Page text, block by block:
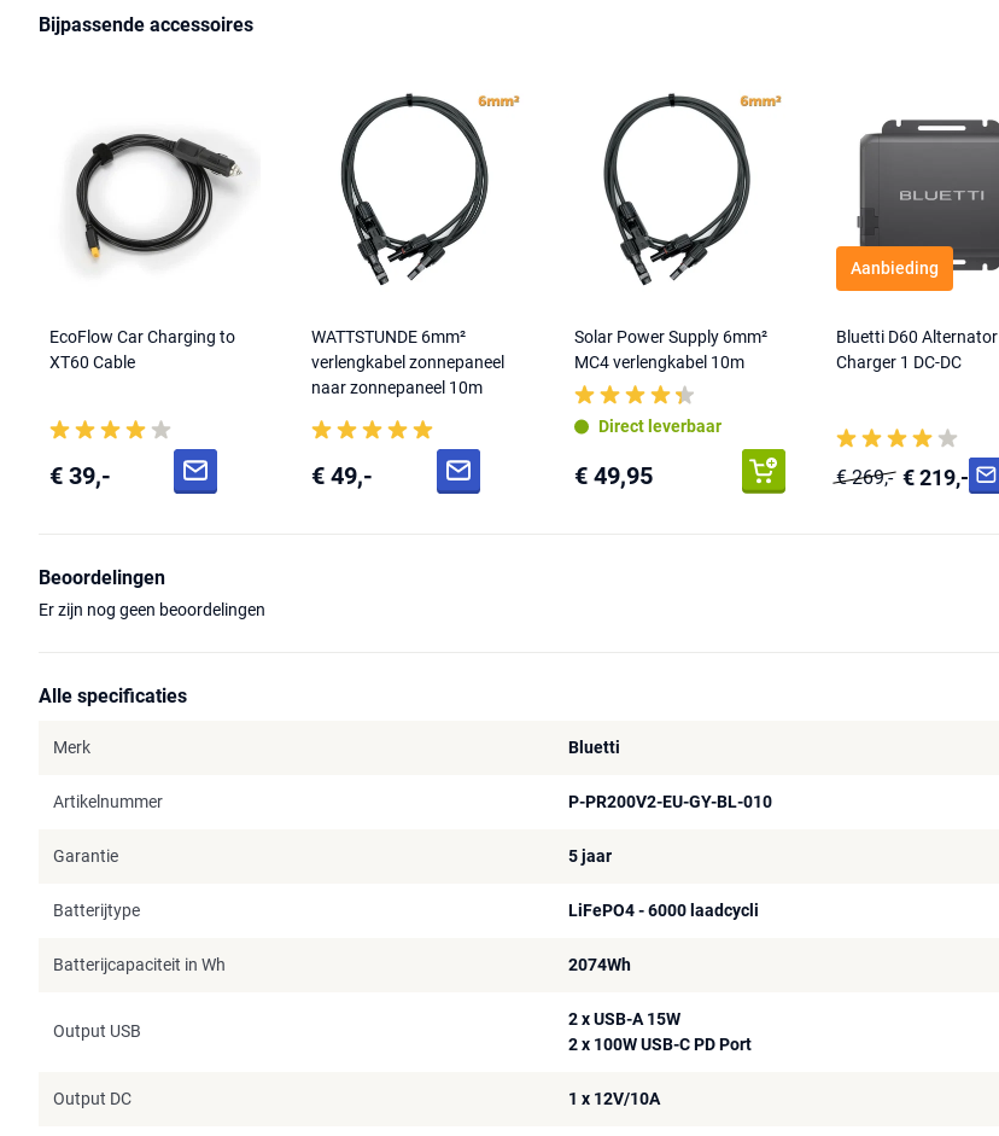
ingebouwde intelligente ventilator past de snelheid automatisch aan bij lage vermogensbelasting, waardoor het
geluidsniveau beperkt blijft tot slechts 16 dB.
energiebesparende instellingen inschakelen, slimme zonne-laadopties gebruiken en je laadmomenten plannen. De
geïntegreerde UPS-modus zorgt ervoor dat aangesloten apparaten direct op netstroom werken en schakelt binnen 15
ms over op batterijvermogen bij een stroomstoring. Ook kun je de laadmomenten plannen op basis van dal- en
piekuren om energiekosten te besparen.
De Bluetti Premium 200 V2 Power Station combineert betrouwbaarheid, draagbaarheid en slimme technologie in één
krachtig systeem. Of je nu van plan bent om dagenlang off-grid te kamperen, een betrouwbare energiebron zoekt
voor je camper, of voorbereid wilt zijn op stroomuitval thuis, deze power station biedt veelzijdigheid en kracht.
Bijpassende accessoires
EcoFlow Car Charging to
XT60 Cable
€ 39,-
WATTSTUNDE 6mm²
verlengkabel zonnepaneel
naar zonnepaneel 10m
€ 49,-
Solar Power Supply 6mm²
MC4 verlengkabel 10m
Direct leverbaar
€ 49,95
Aanbieding
Bluetti D60 Alternator
Charger 1 DC-DC
€ 269,- € 219,-
Beoordelingen
Er zijn nog geen beoordelingen
Alle specificaties
Merk Bluetti
Artikelnummer P-PR200V2-EU-GY-BL-010
Garantie 5 jaar
Batterijtype LiFePO4 - 6000 laadcycli
Batterijcapaciteit in Wh 2074Wh
Output USB
2 x USB-A 15W
2 x 100W USB-C PD Port
Output DC 1 x 12V/10A